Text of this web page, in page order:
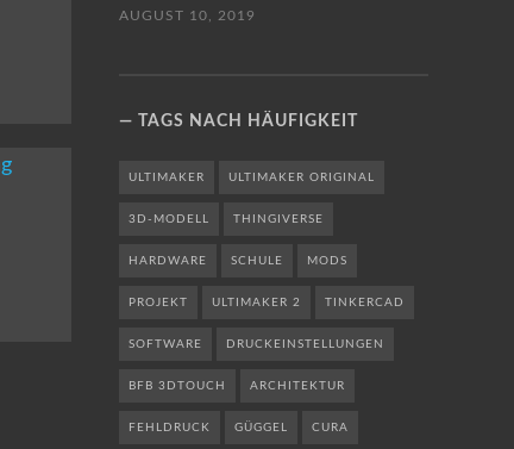
AUGUST 10, 2019
TAGS NACH HÄUFIGKEIT
ULTIMAKER ULTIMAKER ORIGINAL
3D-MODELL THINGIVERSE
HARDWARE SCHULE MODS
PROJEKT ULTIMAKER 2 TINKERCAD
SOFTWARE DRUCKEINSTELLUNGEN
BFB 3DTOUCH ARCHITEKTUR
FEHLDRUCK GÜGGEL CURA